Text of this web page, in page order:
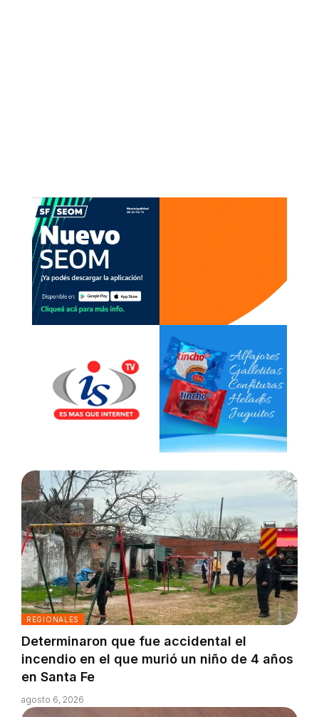
REGIONALES
Determinaron que fue accidental el
incendio en el que murió un niño de 4 años
en Santa Fe
agosto 6, 2026